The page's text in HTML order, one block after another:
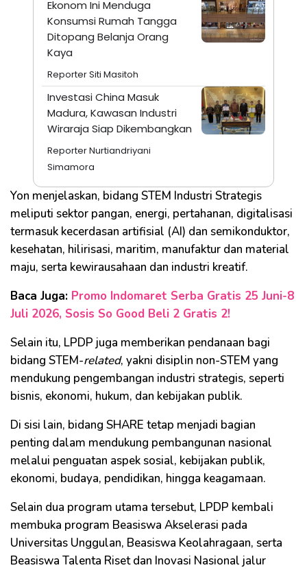
Ekonom Ini Menduga
Konsumsi Rumah Tangga
Ditopang Belanja Orang
Kaya
Reporter Siti Masitoh
Investasi China Masuk
Madura, Kawasan Industri
Wiraraja Siap Dikembangkan
Reporter Nurtiandriyani
Simamora
Yon menjelaskan, bidang STEM Industri Strategis
meliputi sektor pangan, energi, pertahanan, digitalisasi
termasuk kecerdasan artifisial (AI) dan semikonduktor,
kesehatan, hilirisasi, maritim, manufaktur dan material
maju, serta kewirausahaan dan industri kreatif.
Baca Juga: Promo Indomaret Serba Gratis 25 Juni-8
Juli 2026, Sosis So Good Beli 2 Gratis 2!
Selain itu, LPDP juga memberikan pendanaan bagi
bidang STEM-related, yakni disiplin non-STEM yang
mendukung pengembangan industri strategis, seperti
bisnis, ekonomi, hukum, dan kebijakan publik.
Di sisi lain, bidang SHARE tetap menjadi bagian
penting dalam mendukung pembangunan nasional
melalui penguatan aspek sosial, kebijakan publik,
ekonomi, budaya, pendidikan, hingga keagamaan.
Selain dua program utama tersebut, LPDP kembali
membuka program Beasiswa Akselerasi pada
Universitas Unggulan, Beasiswa Keolahragaan, serta
Beasiswa Talenta Riset dan Inovasi Nasional jalur